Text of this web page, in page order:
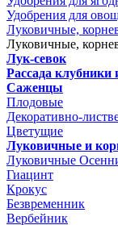
Удобрения для
Луковичные,
Луковичные,
Лук-севок
Рассада клубники
Саженцы
Плодовые
Декоративно-
Цветущие
Луковичные и
Луковичные
Гиацинт
Крокус
Безвременник
Вербейник